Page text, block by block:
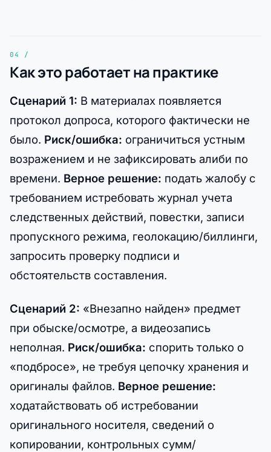
Как это работает на практике
Сценарий 1: В материалах появляется
протокол допроса, которого фактически не
было. Риск/ошибка: ограничиться устным
возражением и не зафиксировать алиби по
времени. Верное решение: подать жалобу с
требованием истребовать журнал учета
следственных действий, повестки, записи
пропускного режима, геолокацию/биллинги,
запросить проверку подписи и
обстоятельств составления.
Сценарий 2: «Внезапно найден» предмет
при обыске/осмотре, а видеозапись
неполная. Риск/ошибка: спорить только о
«подбросе», не требуя цепочку хранения и
оригиналы файлов. Верное решение:
ходатайствовать об истребовании
оригинального носителя, сведений о
копировании, контрольных сумм/